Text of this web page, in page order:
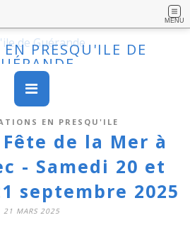
MENU
PRESQU'ILE DE
EN PRESQU'ILE
de la Mer à
- Samedi 20 et
septembre 2025
21 MARS 2025